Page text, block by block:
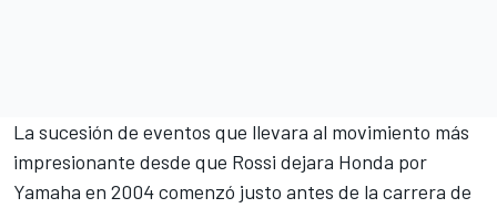
La sucesión de eventos que llevara al movimiento más
impresionante desde que Rossi dejara Honda por
Yamaha en 2004 comenzó justo antes de la carrera de